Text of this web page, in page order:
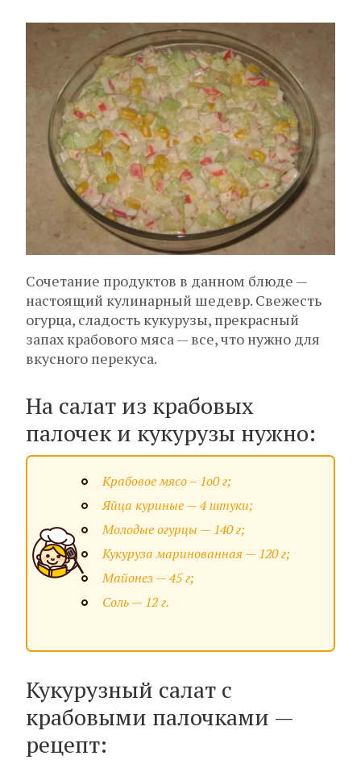
Сочетание продуктов в данном блюде —
настоящий кулинарный шедевр. Свежесть
огурца, сладость кукурузы, прекрасный
запах крабового мяса — все, что нужно для
вкусного перекуса.
На салат из крабовых
палочек и кукурузы нужно:
Крабовое мясо – 1о0 г;
Яйца куриные — 4 штуки;
Молодые огурцы — 140 г;
Кукуруза маринованная — 120 г;
Майонез — 45 г;
Соль — 12 г.
Кукурузный салат с
крабовыми палочками —
рецепт: